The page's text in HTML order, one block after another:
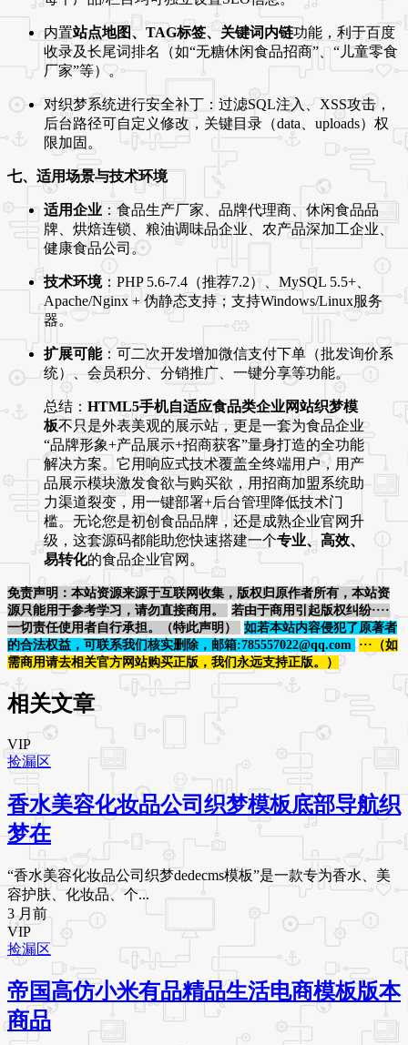
内置站点地图、TAG标签、关键词内链功能，利于百度
收录及长尾词排名（如“无糖休闲食品招商”、“儿童零食
厂家”等）。
对织梦系统进行安全补丁：过滤SQL注入、XSS攻击，
后台路径可自定义修改，关键目录（data、uploads）权
限加固。
七、适用场景与技术环境
适用企业 ：食品生产厂家、品牌代理商、休闲食品品
牌、烘焙连锁、粮油调味品企业、农产品深加工企业、
健康食品公司。
技术环境：PHP 5.6-7.4（推荐7.2）、MySQL 5.5+、
Apache/Nginx + 伪静态支持；支持Windows/Linux服务
器。
扩展可能：可二次开发增加微信支付下单（批发询价系
统）、会员积分、分销推广、一键分享等功能。
总结： HTML5手机自适应食品类企业网站织梦模
板不只是外表美观的展示站，更是一套为食品企业
“品牌形象+产品展示+招商获客”量身打造的全功能
解决方案。它用响应式技术覆盖全终端用户，用产
品展示模块激发食欲与购买欲，用招商加盟系统助
力渠道裂变，用一键部署+后台管理降低技术门
槛。无论您是初创食品品牌，还是成熟企业官网升
级，这套源码都能助您快速搭建一个专业、高效、
易转化的食品企业官网。
免责声明：本站资源来源于互联网收集，版权归原作者所有，本站资
源只能用于参考学习，请勿直接商用。
若由于商用引起版权纠纷····
一切责任使用者自行承担。（特此声明）
如若本站内容侵犯了原著者
的合法权益，可联系我们核实删除，邮箱:785557022@qq.com
···（如
需商用请去相关官方网站购买正版，我们永远支持正版。）
相关文章
VIP
捡漏区
香水美容化妆品公司织梦模板底部导航织
梦在
“香水美容化妆品公司织梦dedecms模板”是一款专为香水、美
容护肤、化妆品、个...
3 月前
VIP
捡漏区
帝国高仿小米有品精品生活电商模板版本
商品